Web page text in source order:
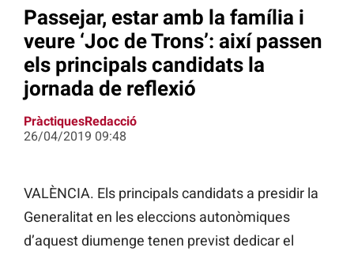
Passejar, estar amb la família i
veure ‘Joc de Trons’: així passen
els principals candidats la
jornada de reflexió
PràctiquesRedacció
26/04/2019 09:48
VALÈNCIA. Els principals candidats a presidir la
Generalitat en les eleccions autonòmiques
d’aquest diumenge tenen previst dedicar el